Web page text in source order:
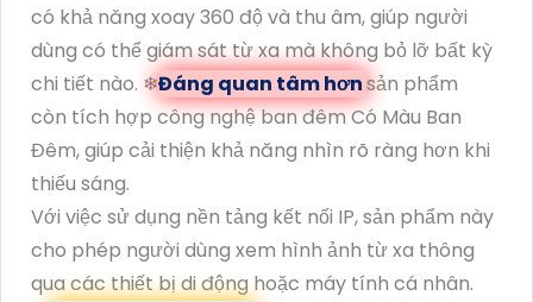
có khả năng xoay 360 độ và thu âm, giúp người
dùng có thể giám sát từ xa mà không bỏ lỡ bất kỳ
chi tiết nào. ❄Đáng quan tâm hơnsản phẩm
còn tích hợp công nghệ ban đêm Có Màu Ban
Đêm, giúp cải thiện khả năng nhìn rõ ràng hơn khi
thiếu sáng.
Với việc sử dụng nền tảng kết nối IP, sản phẩm này
cho phép người dùng xem hình ảnh từ xa thông
qua các thiết bị di động hoặc máy tính cá nhân.